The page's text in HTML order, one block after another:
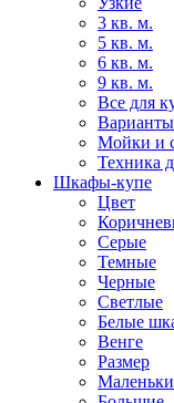
3 кв. м.
5 кв. м.
6 кв. м.
9 кв. м.
Все для
Мойки и
Техника
Шкафы-купе
Цвет
Серые
Темные
Черные
Светлые
Белые
Венге
Размер